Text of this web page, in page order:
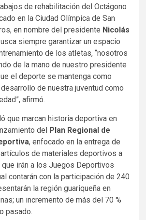
de rehabilitación del Octágono
en la Ciudad Olímpica de San
en nombre del presidente Nicolás
siempre garantizar un espacio
de los atletas, “nosotros
de la mano de nuestro presidente
el deporte se mantenga como
de nuestra juventud como
afirmó.
que marcan historia deportiva en
del Plan Regional de
, enfocado en la entrega de
de materiales deportivos a
irán a los Juegos Deportivos
contarán con la participación de 240
la región guariqueña en
un incremento de más del 70 %
pasado.